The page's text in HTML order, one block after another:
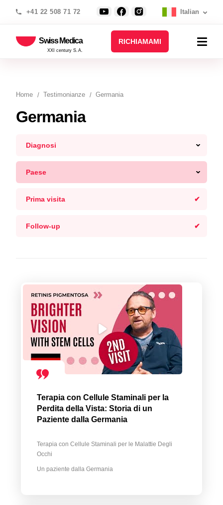
+41 22 508 71 72 Italian
Swiss Medica
XXI century S.A.
RICHIAMAMI
Home Testimonianze Germania
Germania
Diagnosi
Paese
Prima visita
Follow-up
Terapia con Cellule Staminali per la
Perdita della Vista: Storia di un
Paziente dalla Germania
Terapia con Cellule Staminali per le Malattie Degli
Occhi
Un paziente dalla Germania